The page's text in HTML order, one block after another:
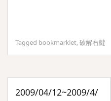
Tagged bookmarklet,破解右鍵
文2009/04/12~2009/4/